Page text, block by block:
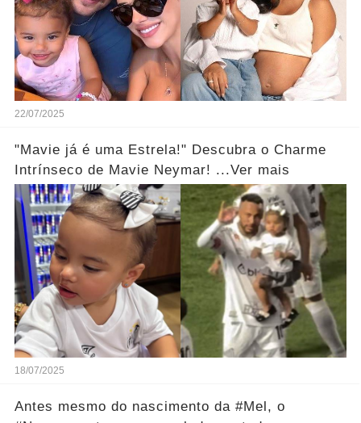
22/07/2025
"Mavie já é uma Estrela!" Descubra o Charme
Intrínseco de Mavie Neymar! ...Ver mais
18/07/2025
Antes mesmo do nascimento da #Mel, o